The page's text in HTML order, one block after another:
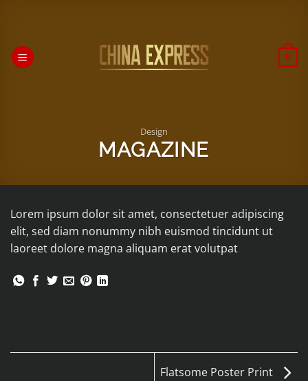
0
Design
MAGAZINE
Lorem ipsum dolor sit amet, consectetuer adipiscing
elit, sed diam nonummy nibh euismod tincidunt ut
laoreet dolore magna aliquam erat volutpat
Flatsome Poster Print